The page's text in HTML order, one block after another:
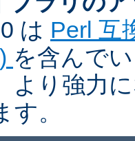
は Perl 互
を含んで
より強力
す。